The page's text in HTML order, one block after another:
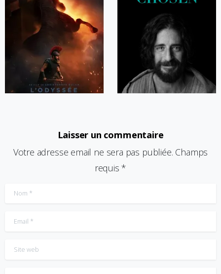
Laisser un commentaire
Votre adresse email ne sera pas publiée. Champs
requis *
Nom*
Email*
Site web